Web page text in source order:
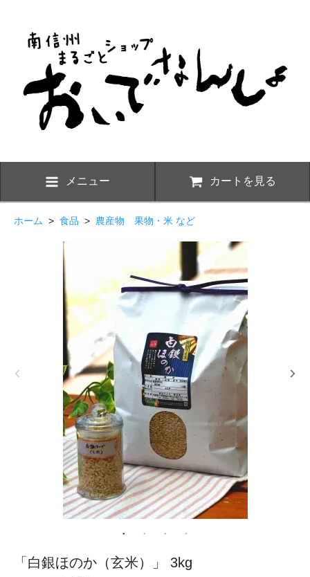
メニュー カートを見る
ホーム > 食品 > 農産物 果物・米 など
「白銀ほのか（玄米）」 3kg